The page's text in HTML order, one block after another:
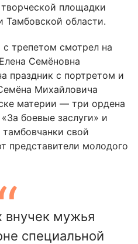
площадки
области.
трепетом смотрел на
Семёновна
праздник с портретом и
Михайловича
материи — три ордена
боевые заслуги» и
свой
представители молодого
внучек мужья
специальной